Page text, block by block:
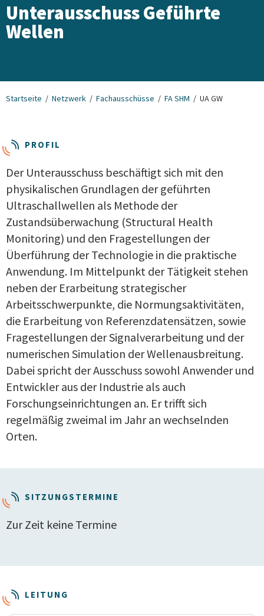
Unterausschuss Geführte
Wellen
Startseite Netzwerk Fachausschüsse FA SHM UA GW
PROFIL
Der Unterausschuss beschäftigt sich mit den
physikalischen Grundlagen der geführten
Ultraschallwellen als Methode der
Zustandsüberwachung (Structural Health
Monitoring) und den Fragestellungen der
Überführung der Technologie in die praktische
Anwendung. Im Mittelpunkt der Tätigkeit stehen
neben der Erarbeitung strategischer
Arbeitsschwerpunkte, die Normungsaktivitäten,
die Erarbeitung von Referenzdatensätzen, sowie
Fragestellungen der Signalverarbeitung und der
numerischen Simulation der Wellenausbreitung.
Dabei spricht der Ausschuss sowohl Anwender und
Entwickler aus der Industrie als auch
Forschungseinrichtungen an. Er trifft sich
regelmäßig zweimal im Jahr an wechselnden
Orten.
SITZUNGSTERMINE
Zur Zeit keine Termine
LEITUNG